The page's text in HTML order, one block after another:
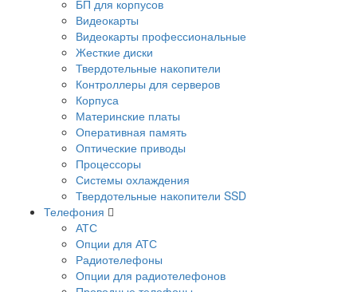
БП для корпусов
Видеокарты
Видеокарты профессиональные
Жесткие диски
Твердотельные накопители
Контроллеры для серверов
Корпуса
Материнские платы
Оперативная память
Оптические приводы
Процессоры
Системы охлаждения
Твердотельные накопители SSD
Телефония
АТС
Опции для АТС
Радиотелефоны
Опции для радиотелефонов